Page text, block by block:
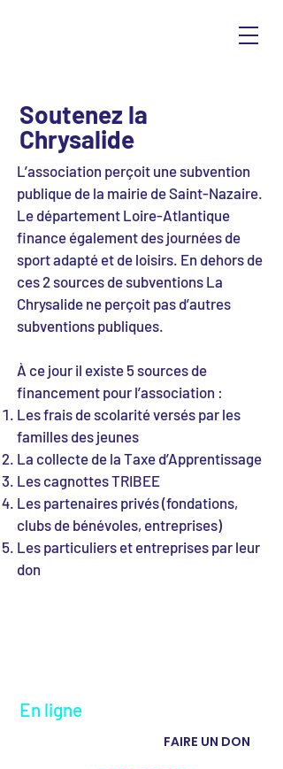
Soutenez la
Chrysalide
L’association perçoit une subvention
publique de la mairie de Saint-Nazaire.
Le département Loire-Atlantique
finance également des journées de
sport adapté et de loisirs. En dehors de
ces 2 sources de subventions La
Chrysalide ne perçoit pas d’autres
subventions publiques.
À ce jour il existe 5 sources de
financement pour l’association :
Les frais de scolarité versés par les
familles des jeunes
La collecte de la Taxe d’Apprentissage
Les cagnottes TRIBEE
Les partenaires privés (fondations,
clubs de bénévoles, entreprises)
Les particuliers et entreprises par leur
don
En ligne
FAIRE UN DON